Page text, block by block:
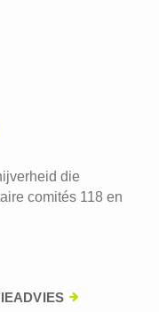
die
comités 118 en